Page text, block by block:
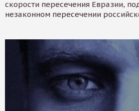
скорости пересечения Евразии,
незаконном пересечении